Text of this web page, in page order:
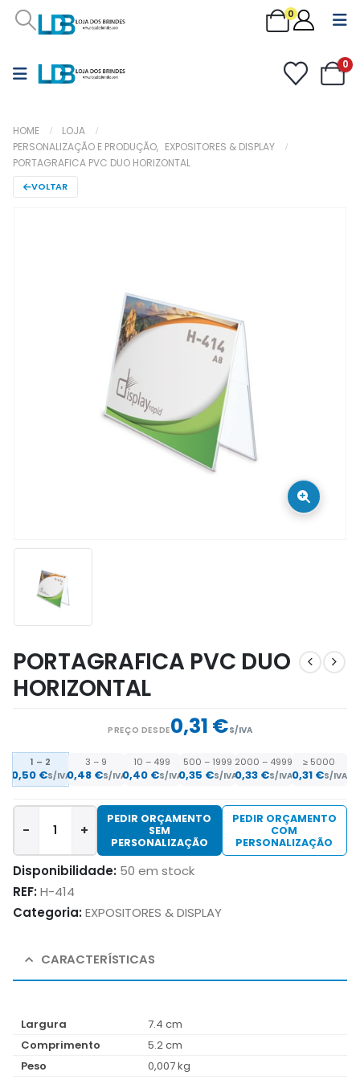
0
0
HOME
LOJA
PERSONALIZAÇÃO E PRODUÇÃO, EXPOSITORES & DISPLAY
PORTAGRAFICA PVC DUO HORIZONTAL
VOLTAR
PORTAGRAFICA PVC DUO
HORIZONTAL
PREÇO DESDE0,31 €S/IVA
1 – 2
0,50 €S/IVA
3 – 9
0,48 €S/IVA
10 – 499
0,40 €S/IVA
500 – 1999
0,35 €S/IVA
2000 – 4999
0,33 €S/IVA
≥ 5000
0,31 €S/IVA
- +
PEDIR ORÇAMENTO
SEM
PERSONALIZAÇÃO
PEDIR ORÇAMENTO
COM
PERSONALIZAÇÃO
Disponibilidade: 50 em stock
REF:H-414
Categoria:EXPOSITORES & DISPLAY
CARACTERÍSTICAS
Largura
7.4 cm
Comprimento
5.2 cm
Peso
0,007 kg